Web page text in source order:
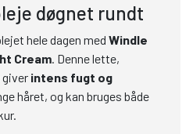
døgnet rundt
hele dagen med Windle
Cream . Denne lette,
giver intens fugt og
håret, og kan bruges både